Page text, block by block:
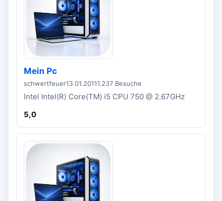
Mein Pc
schwertfeuer13.01.20111.237 Besuche
Intel Intel(R) Core(TM) i5 CPU 750 @ 2.67GHz
5,0